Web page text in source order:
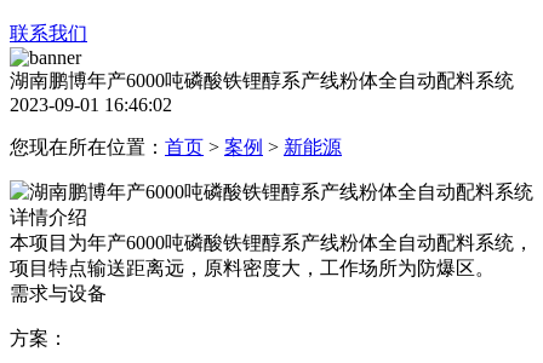
联系我们
湖南鹏博年产6000吨磷酸铁锂醇系产线粉体全自动配料系统
2023-09-01 16:46:02
您现在所在位置： 首页 > 案例 > 新能源
详情介绍
本项目为年产6000吨磷酸铁锂醇系产线粉体全自动配料系统，
项目特点输送距离远，原料密度大，工作场所为防爆区。
需求与设备
方案：